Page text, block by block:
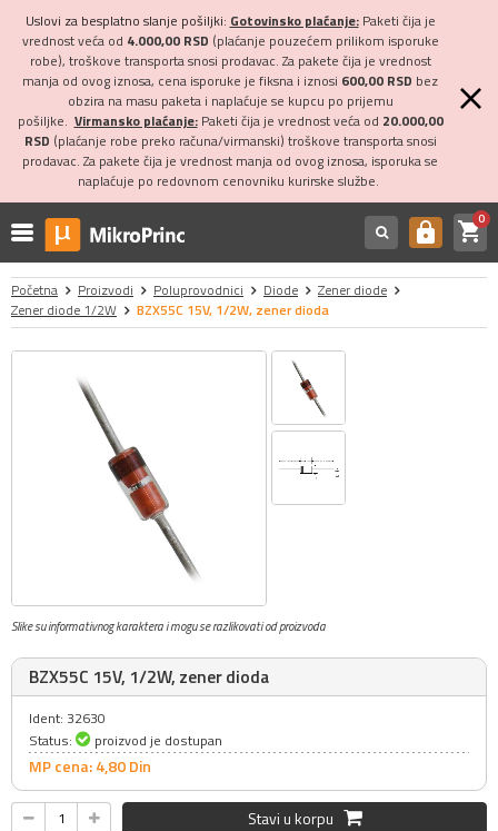
Uslovi za besplatno slanje pošiljki: Gotovinsko plaćanje:Paketi čija je
vrednost veća od 4.000,00 RSD (plaćanje pouzećem prilikom isporuke
robe), troškove transporta snosi prodavac. Za pakete čija je vrednost
manja od ovog iznosa, cena isporuke je fiksna i iznosi 600,00 RSD bez
obzira na masu paketa i naplaćuje se kupcu po prijemu
pošiljke. Virmansko plaćanje:Paketi čija je vrednost veća od 20.000,00
RSD (plaćanje robe preko računa/virmanski) troškove transporta snosi
prodavac. Za pakete čija je vrednost manja od ovog iznosa, isporuka se
naplaćuje po redovnom cenovniku kurirske službe.
https shopping_cart0
Početna Proizvodi Poluprovodnici Diode
Zener diode
Zener diode 1/2W
BZX55C 15V, 1/2W, zener dioda
Slike su informativnog karaktera i mogu se razlikovati od proizvoda
BZX55C 15V, 1/2W, zener dioda
Ident: 32630
Status:
proizvod je dostupan
MP cena: 4,80Din
Stavi u korpu